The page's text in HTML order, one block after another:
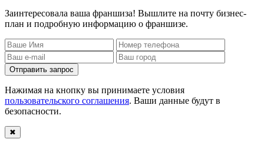
Заинтересовала ваша франшиза! Вышлите на почту бизнес-
план и подробную информацию о франшизе.
Отправить запрос
Нажимая на кнопку вы принимаете условия
пользовательского соглашения. Ваши данные будут в
безопасности.
✖